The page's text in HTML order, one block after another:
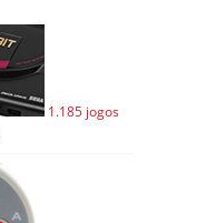
1.185 jogos